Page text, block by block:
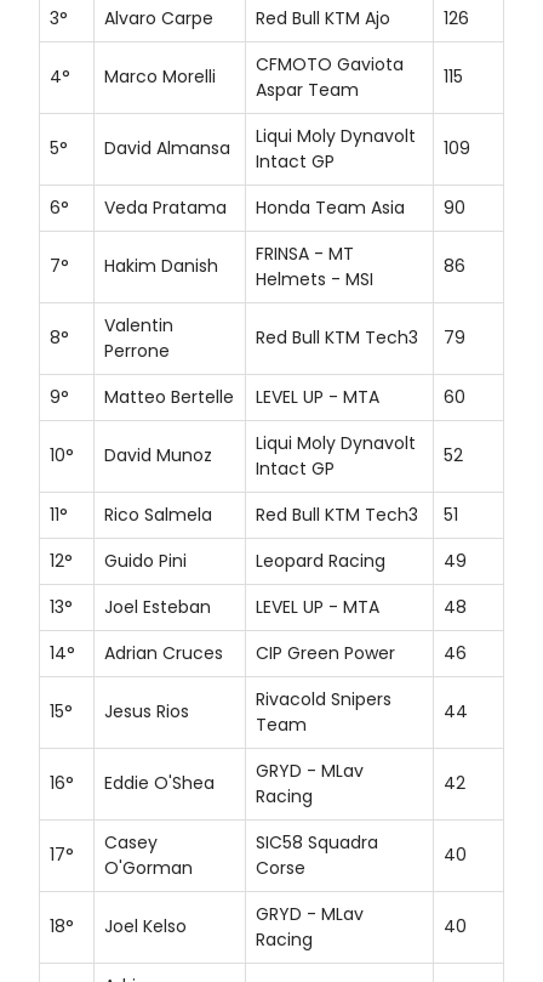
3°
Alvaro Carpe Red Bull KTM Ajo 126
4° Marco Morelli
CFMOTO Gaviota
Aspar Team
115
5° David Almansa
Liqui Moly Dynavolt
Intact GP
109
6° Veda Pratama Honda Team Asia 90
7° Hakim Danish
FRINSA - MT
Helmets - MSI
86
8°
Valentin
Perrone
Red Bull KTM Tech3 79
9° Matteo Bertelle LEVEL UP - MTA 60
10° David Munoz
Liqui Moly Dynavolt
Intact GP
52
11° Rico Salmela Red Bull KTM Tech3
51
12°
Guido Pini Leopard Racing
49
13°
Joel Esteban LEVEL UP - MTA
48
14°
Adrian Cruces CIP Green Power 46
15° Jesus Rios
Rivacold Snipers
Team
44
16° Eddie O'Shea
GRYD - MLav
Racing
42
17°
Casey
O'Gorman
SIC58 Squadra
Corse
40
18° Joel Kelso
GRYD - MLav
Racing
40